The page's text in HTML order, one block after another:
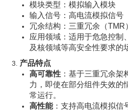
模块类型：模拟输入模块
输入信号：高电流模拟信号
冗余结构：三重冗余（TMR
应用领域：适用于危急控制
及核领域等高安全性要求的
产品特点
高可靠性 ：基于三重冗余
力，即使在部分组件失效的
常运行。
高性能：支持高电流模拟信